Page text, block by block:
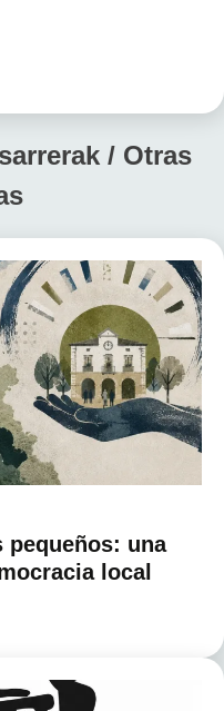
/ Otras
pequeños: una
local